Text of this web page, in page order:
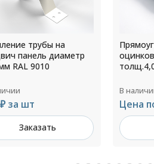
водосток
130х104,2
RAL 7024
по запросу
Заказать
Труба
RAL
В
484 ₽